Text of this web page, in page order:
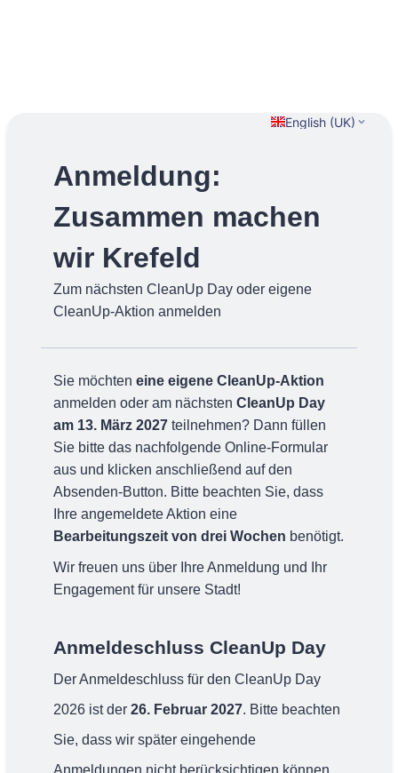
English (UK)
Anmeldung:
Zusammen machen
wir Krefeld
Zum nächsten CleanUp Day oder eigene
CleanUp-Aktion anmelden
Sie möchten eine eigene CleanUp-Aktion
anmelden oder am nächsten CleanUp Day
am 13. März 2027 teilnehmen? Dann füllen
Sie bitte das nachfolgende Online-Formular
aus und klicken anschließend auf den
Absenden-Button. Bitte beachten Sie, dass
Ihre angemeldete Aktion eine
Bearbeitungszeit von drei Wochen benötigt.
Wir freuen uns über Ihre Anmeldung und Ihr
Engagement für unsere Stadt!
Anmeldeschluss CleanUp Day
Der Anmeldeschluss für den CleanUp Day
2026 ist der 26. Februar 2027. Bitte beachten
Sie, dass wir später eingehende
Anmeldungen nicht berücksichtigen können,